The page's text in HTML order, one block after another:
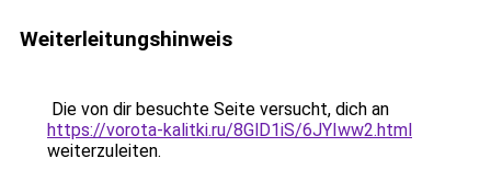
Weiterleitungshinweis
Die von dir besuchte Seite versucht, dich an
https://vorota-kalitki.ru/8GlD1iS/6JYIww2.html
weiterzuleiten.